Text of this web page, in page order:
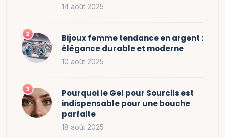
14 août 2025
Bijoux femme tendance en argent :
élégance durable et moderne
10 août 2025
Pourquoi le Gel pour Sourcils est
indispensable pour une bouche
parfaite
18 août 2025